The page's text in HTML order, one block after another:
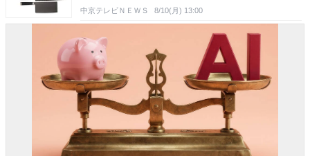
中京テレビＮＥＷＳ 8/10(月) 13:00